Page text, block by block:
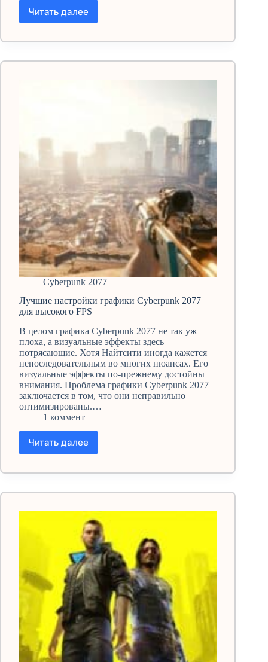
Читать далее
Cyberpunk
моды:
установить,
Cyberpunk 2077
Лучшие настройки графики Cyberpunk 2077
для высокого FPS
В целом графика Cyberpunk 2077 не так уж
плоха, а визуальные эффекты здесь –
потрясающие. Хотя Найтсити иногда кажется
непоследовательным во многих нюансах. Его
визуальные эффекты по-прежнему достойны
внимания. Проблема графики Cyberpunk 2077
заключается в том, что они неправильно
оптимизированы.…
1 коммент
Читать далее
Лучшие
графики
2077
высокого